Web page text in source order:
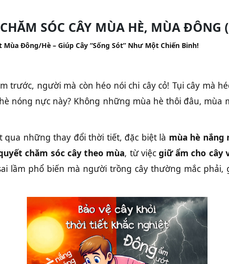
SÓC CÂY MÙA HÈ, MÙA
Đông/Hè – Giúp Cây “Sống Sót” Như Một Chiến Binh!
trước, người mà còn héo nói chi cây cỏ! Tụi cây mà
nóng nực này? Không những mùa hè thôi đâu,
qua những thay đổi thời tiết, đặc biệt là mùa hè nắng
chăm sóc cây theo mùa, từ việc giữ ẩm cho cây
lầm phổ biến mà người trồng cây thường mắc